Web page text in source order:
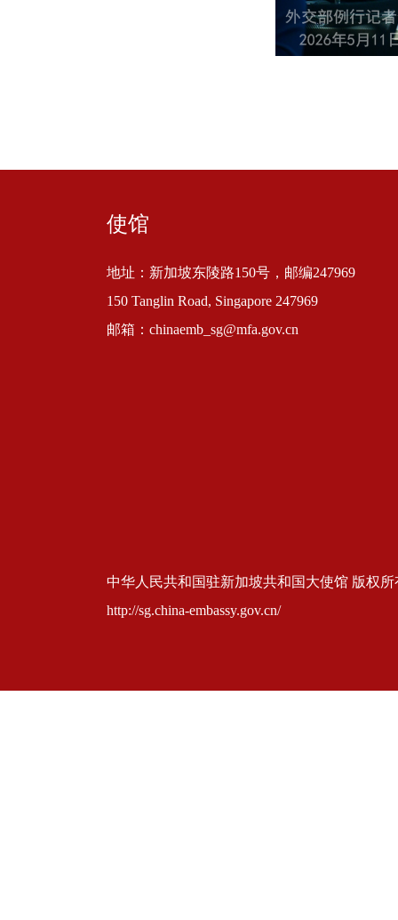
使馆
地址：新加坡东陵路150号，邮编247969
150 Tanglin Road, Singapore 247969
邮箱：chinaemb_sg@mfa.gov.cn
中华人民共和国驻新加坡共和国大使馆 版权所
http://sg.china-embassy.gov.cn/